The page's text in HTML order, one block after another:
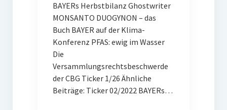
BAYERs Herbstbilanz Ghostwriter
MONSANTO DUOGYNON – das
Buch BAYER auf der Klima-
Konferenz PFAS: ewig im Wasser
Die
Versammlungsrechtsbeschwerde
der CBG Ticker 1/26 Ähnliche
Beiträge: Ticker 02/2022 BAYERs…